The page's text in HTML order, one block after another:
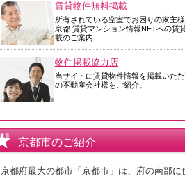
賃貸物件無料掲載
所有されている空室でお困りの家主
京都 賃貸マンション情報NETへの賃
載のご案内
物件掲載協力店
当サイトに賃貸物件情報を掲載いた
の不動産会社様をご紹介。
京都市のご紹介
京都府最大の都市「京都市」は、府の南部